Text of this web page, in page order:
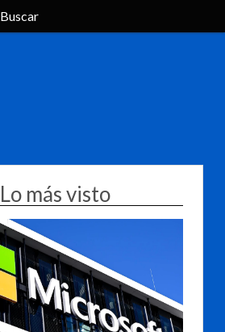
Buscar
Lo más visto